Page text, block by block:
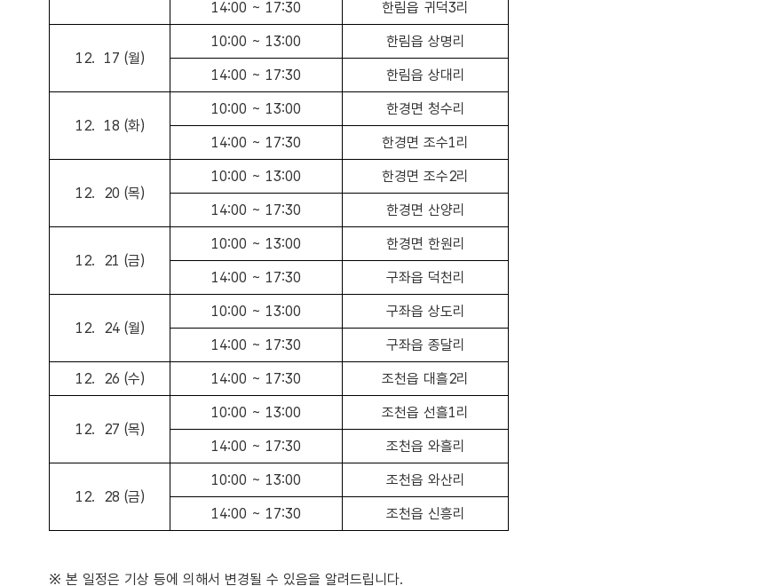
14:00 ~ 17:30
한림읍 귀덕3리
12. 17 (월)
10:00 ~ 13:00
한림읍 상명리
14:00 ~ 17:30
한림읍 상대리
12. 18 (화)
10:00 ~ 13:00
한경면 청수리
14:00 ~ 17:30
한경면 조수1리
12. 20 (목)
10:00 ~ 13:00
한경면 조수2리
14:00 ~ 17:30
한경면 산양리
12. 21 (금)
10:00 ~ 13:00
한경면 한원리
14:00 ~ 17:30
구좌읍 덕천리
12. 24 (월)
10:00 ~ 13:00
구좌읍 상도리
14:00 ~ 17:30
구좌읍 종달리
12. 26 (수)
14:00 ~ 17:30 조천읍 대흘2리
12. 27 (목)
10:00 ~ 13:00
조천읍 선흘1리
14:00 ~ 17:30
조천읍 와흘리
12. 28 (금)
10:00 ~ 13:00
조천읍 와산리
14:00 ~ 17:30
조천읍 신흥리
※ 본 일정은 기상 등에 의해서 변경될 수 있음을 알려드립니다.